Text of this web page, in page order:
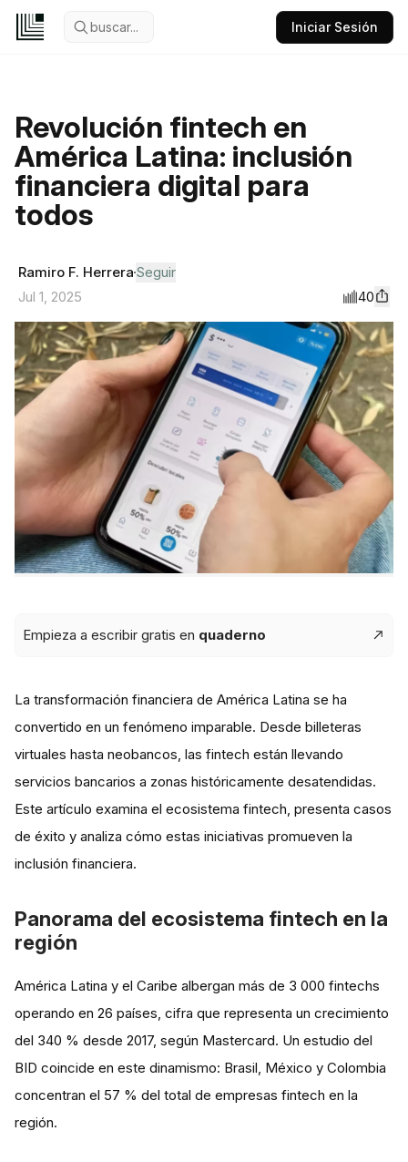
buscar... Iniciar Sesión
Revolución fintech en
América Latina: inclusión
financiera digital para
todos
Ramiro F. Herrera Seguir
Jul 1, 2025
40
Empieza a escribir gratis en quaderno
La transformación financiera de América Latina se ha
convertido en un fenómeno imparable. Desde billeteras
virtuales hasta neobancos, las fintech están llevando
servicios bancarios a zonas históricamente desatendidas.
Este artículo examina el ecosistema fintech, presenta casos
de éxito y analiza cómo estas iniciativas promueven la
inclusión financiera.
Panorama del ecosistema fintech en la
región
América Latina y el Caribe albergan más de 3 000 fintechs
operando en 26 países, cifra que representa un crecimiento
del 340 % desde 2017, según Mastercard. Un estudio del
BID coincide en este dinamismo: Brasil, México y Colombia
concentran el 57 % del total de empresas fintech en la
región.